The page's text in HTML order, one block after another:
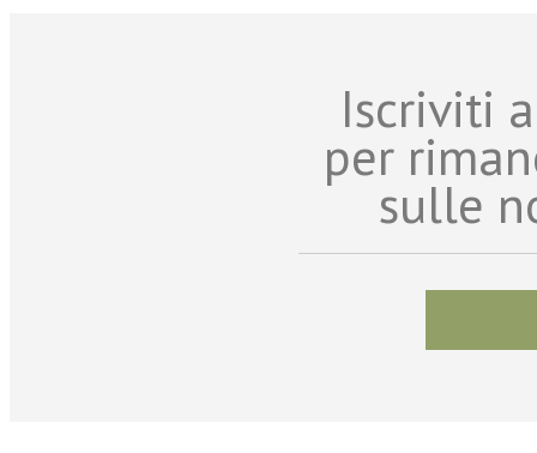
Iscriviti
per
sulle